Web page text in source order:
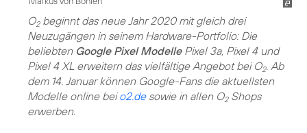
O2beginnt das neue Jahr 2020 mit gleich drei
Neuzugängen in seinem Hardware-Portfolio: Die
beliebten Google Pixel ModellePixel 3a, Pixel 4 und
Pixel 4 XL erweitern das vielfältige Angebot bei O2. Ab
dem 14. Januar können Google-Fans die aktuellsten
Modelle online beio2.desowie in allen O2Shops
erwerben.